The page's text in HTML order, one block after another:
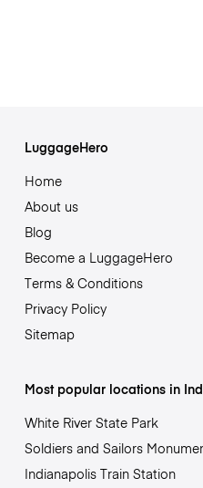
LuggageHero
Home
About us
Blog
Become a LuggageHero
Terms & Conditions
Privacy Policy
Sitemap
Most popular locations in
White River State Park
Soldiers and Sailors
Indianapolis Train Station